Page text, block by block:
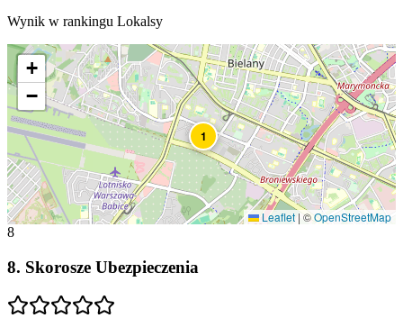
Wynik w rankingu Lokalsy
1
+
−
Leaflet |©OpenStreetMap
8
8. Skorosze Ubezpieczenia